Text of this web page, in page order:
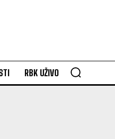
RBK UŽIVO